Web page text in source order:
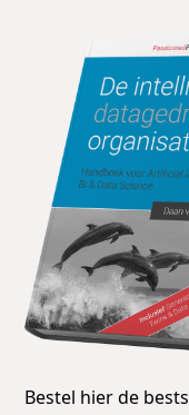
Bestel hier de